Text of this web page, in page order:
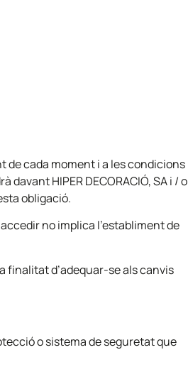
de cada moment i a les condicions
HIPER DECORACIÓ, SA i / o
obligació.
no implica l’establiment de
finalitat d’adequar-se als canvis
o sistema de seguretat que